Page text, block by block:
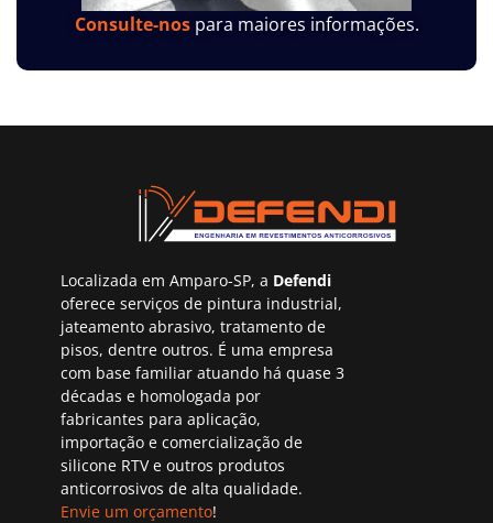
Consulte-nospara maiores informações.
Localizada em Amparo-SP, a Defendi
oferece serviços de pintura industrial,
jateamento abrasivo, tratamento de
pisos, dentre outros. É uma empresa
com base familiar atuando há quase 3
décadas e homologada por
fabricantes para aplicação,
importação e comercialização de
silicone RTV e outros produtos
anticorrosivos de alta qualidade.
Envie um orçamento!